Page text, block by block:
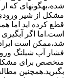
ﺷﺪه،بهگونهای ﮐﻪ
مشکل از شیر
قطع کرده اید اما
است.اما اگر
شد،ممکن است
فشار آب شیلنگ
متخصص برای
بگیرید.همچنین